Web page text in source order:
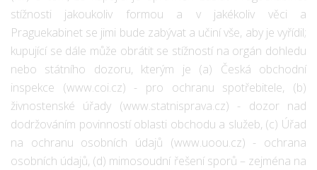
stížnosti jakoukoliv formou a v jakékoliv věci a
Praguekabinet se jimi bude zabývat a učiní vše, aby je vyřídil;
kupující se dále může obrátit se stížností na orgán dohledu
nebo státního dozoru, kterým je (a) Česká obchodní
inspekce (www.coi.cz) - pro ochranu spotřebitele, (b)
živnostenské úřady (www.statnisprava.cz) - dozor nad
dodržováním povinností oblasti obchodu a služeb, (c) Úřad
na ochranu osobních údajů (www.uoou.cz) - ochrana
osobních údajů, (d) mimosoudní řešení sporů – zejména na